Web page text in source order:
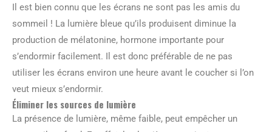
Il est bien connu que les écrans ne sont pas les amis du
sommeil ! La lumière bleue qu’ils produisent diminue la
production de mélatonine, hormone importante pour
s’endormir facilement. Il est donc préférable de ne pas
utiliser les écrans environ une heure avant le coucher si l’on
veut mieux s’endormir.
Éliminer les sources de lumière
La présence de lumière, même faible, peut empêcher un